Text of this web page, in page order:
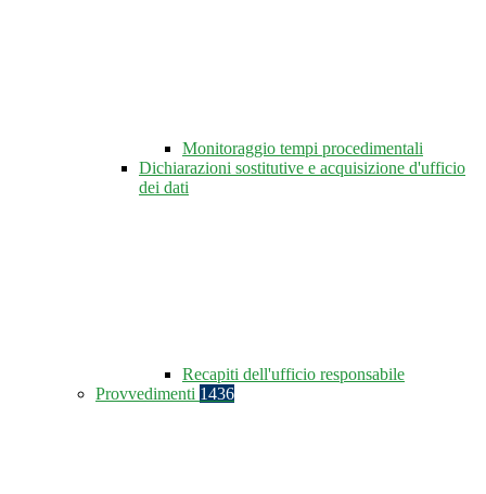
Monitoraggio tempi procedimentali
Dichiarazioni sostitutive e acquisizione d'ufficio
dei dati
Recapiti dell'ufficio responsabile
Provvedimenti 1436